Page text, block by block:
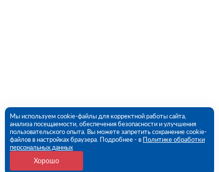
Мы используем cookie-файлы для корректной работы сайта,
анализа посещаемости, обеспечения безопасности и улучшения
пользовательского опыта. Вы можете запретить сохранение cookie-
файлов в настройках браузера. Подробнее - в Политике обработки
персональных данных
Хорошо